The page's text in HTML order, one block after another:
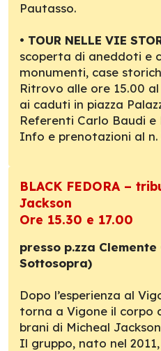
Pautasso.
• TOUR NELLE VIE
scoperta di aneddoti e
monumenti, case
Ritrovo alle ore 15.00
ai caduti in piazza
Referenti Carlo Baudi
Info e prenotazioni al n.
BLACK FEDORA –
Jackson
Ore 15.30 e 17.00
presso p.zza
Sottosopra)
Dopo l’esperienza al
torna a Vigone il corpo
brani di Micheal
Il gruppo, nato nel